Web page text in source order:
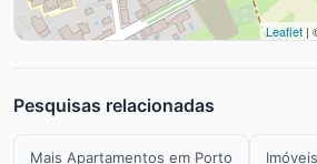
Leaflet |
Pesquisas relacionadas
Mais Apartamentos em Porto